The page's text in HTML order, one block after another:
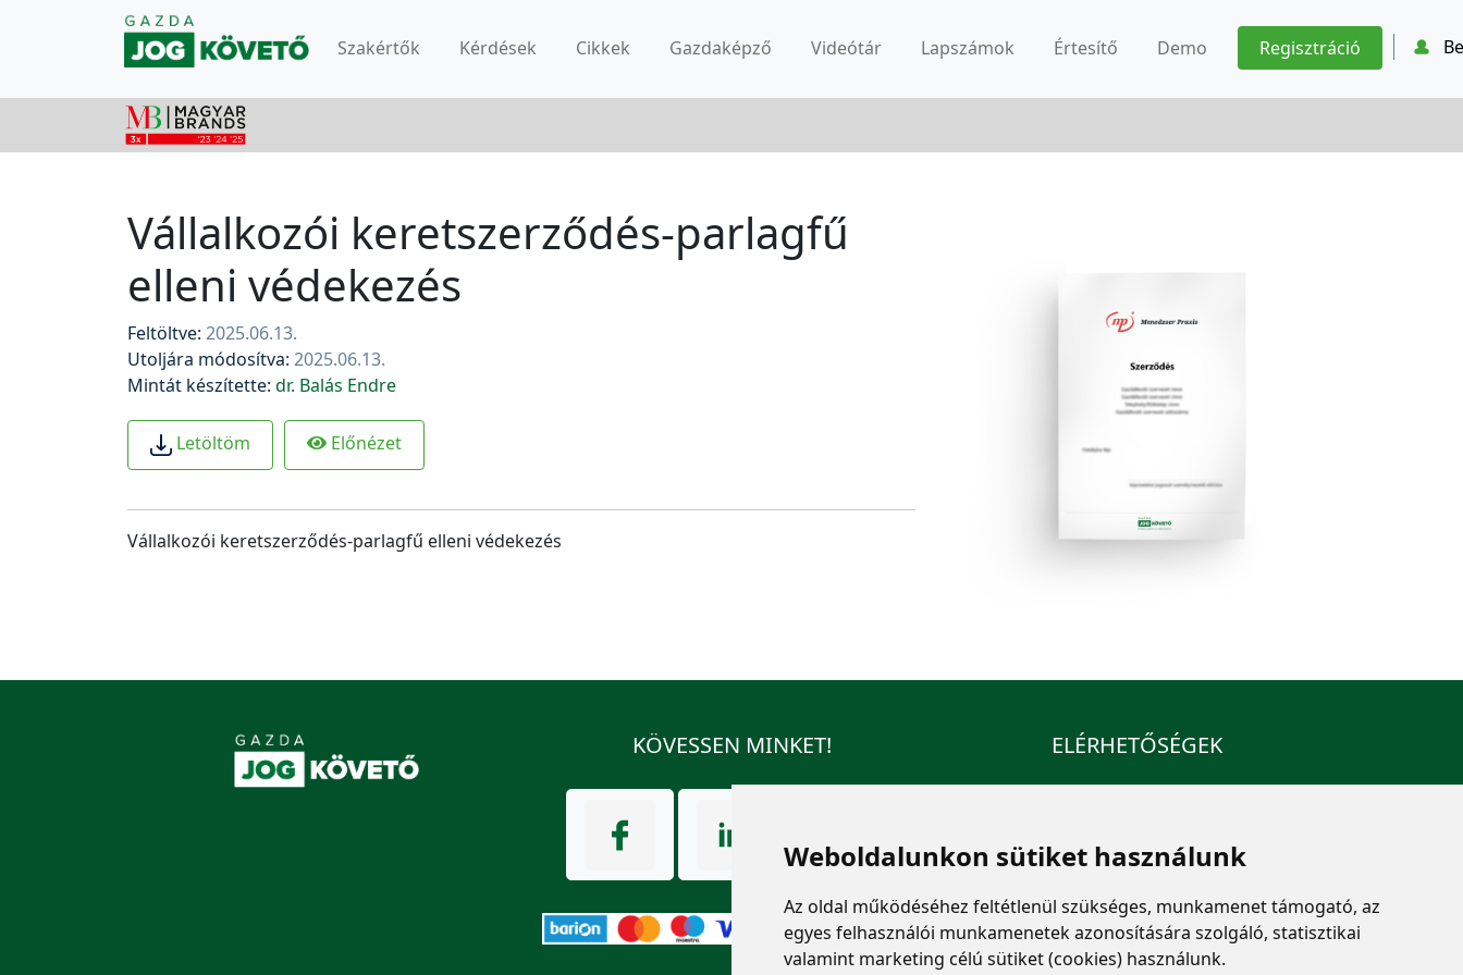
Weboldalunkon sütiket használunk
Az oldal működéséhez feltétlenül szükséges, munkamenet támogató, az
egyes felhasználói munkamenetek azonosítására szolgáló, statisztikai
valamint marketing célú sütiket (cookies) használunk.
Szakértők Kérdések Cikkek Gazdaképző Videótár Lapszámok Értesítő Demo Regisztráció
Vállalkozói keretszerződés-parlagfű
elleni védekezés
Feltöltve: 2025.06.13.
Utoljára módosítva: 2025.06.13.
Mintát készítette: dr. Balás Endre
Letöltöm Előnézet
Vállalkozói keretszerződés-parlagfű elleni védekezés
KÖVESSEN MINKET! ELÉRHETŐSÉGEK
info@mprx.hu